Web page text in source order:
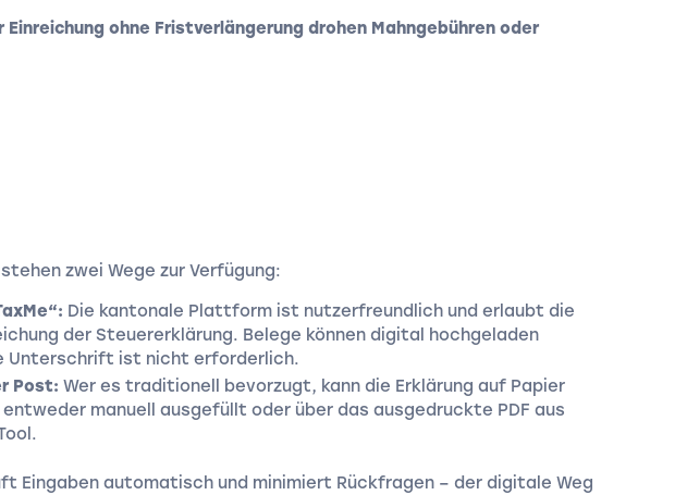
ohne Fristverlängerung drohen Mahngebühren oder
zwei Wege zur Verfügung:
Die kantonale Plattform ist nutzerfreundlich und erlaubt die
der Steuererklärung. Belege können digital hochgeladen
Unterschrift ist nicht erforderlich.
Post: Wer es traditionell bevorzugt, kann die Erklärung auf Papier
manuell ausgefüllt oder über das ausgedruckte PDF aus
Eingaben automatisch und minimiert Rückfragen – der digitale Weg